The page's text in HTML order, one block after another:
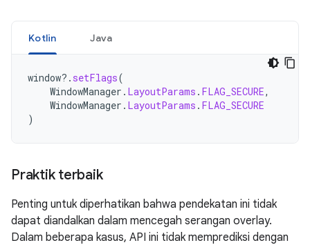
Kotlin Java
window?. setFlags(
WindowManager . LayoutParams . FLAG_SECURE,
WindowManager . LayoutParams . FLAG_SECURE
)
Praktik terbaik
Penting untuk diperhatikan bahwa pendekatan ini tidak
dapat diandalkan dalam mencegah serangan overlay.
Dalam beberapa kasus, API ini tidak memprediksi dengan